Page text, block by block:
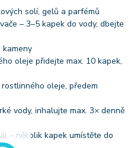
solí, gelů a parfémů
– 3–5 kapek do vody, dbejte
kameny
oleje přidejte max. 10 kapek,
oleje, předem
vody, inhalujte max. 3× denně
– několik kapek umístěte do